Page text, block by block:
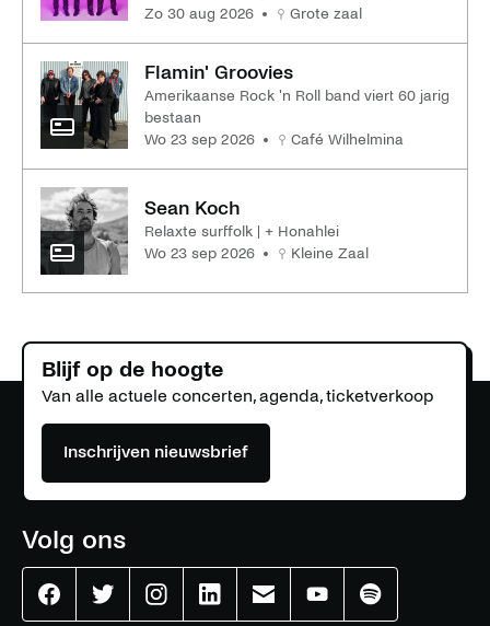
zo 30 aug 2026
Grote zaal
Flamin' Groovies
Amerikaanse Rock 'n Roll band viert 60 jarig
bestaan
wo 23 sep 2026
Café Wilhelmina
Sean Koch
Relaxte surffolk | + Honahlei
wo 23 sep 2026
Kleine Zaal
Blijf op de hoogte
Van alle actuele concerten, agenda, ticketverkoop
Inschrijven nieuwsbrief
Volg ons
EffenaarEffenaarEffenaarEffenaarEffenaarEffenaarEffenaar